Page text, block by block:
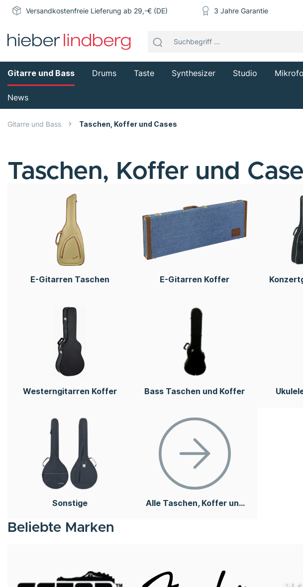
Versandkostenfreie Lieferung ab 29,-€ (DE) 3 Jahre Garantie
Gitarre und Bass Drums Taste Synthesizer Studio
News
Gitarre und Bass Taschen, Koffer und Cases
Taschen, Koffer und
E-Gitarren Taschen E-Gitarren Koffer
Westerngitarren Koffer Bass Taschen und Koffer
Sonstige
Alle Taschen, Koffer und
Beliebte Marken